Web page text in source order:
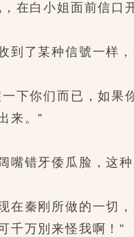
白小姐面前信口
了某种信號一样，
你们而已，如果
来。”
错牙倭瓜脸，这
秦刚所做的一切，
千万別来怪我啊！”